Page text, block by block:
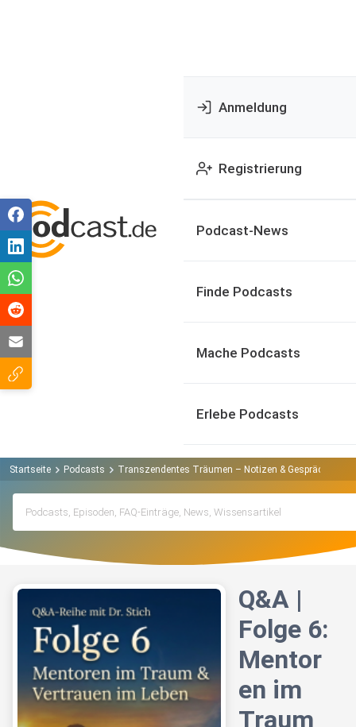
Anmeldung
Registrierung
Podcast-News
Finde Podcasts
Mache Podcasts
Erlebe Podcasts
Startseite Podcasts Transzendentes Träumen – Notizen & Gespräche |
Q&A |
Folge 6:
Mentor
en im
Traum